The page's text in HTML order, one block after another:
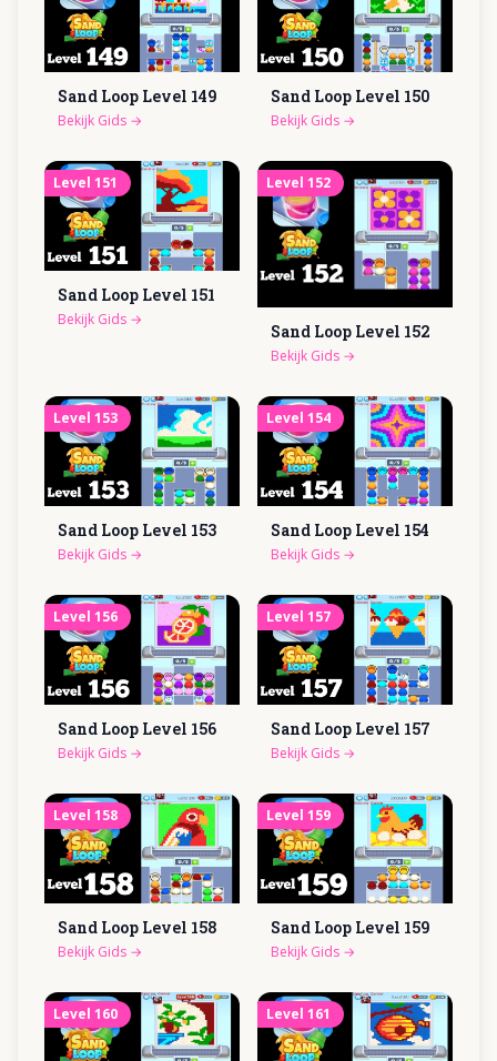
Sand Loop Level 149
Bekijk Gids →
Sand Loop Level 150
Bekijk Gids →
Level 151
Sand Loop Level 151
Bekijk Gids →
Level 152
Sand Loop Level 152
Bekijk Gids →
Level 153
Sand Loop Level 153
Bekijk Gids →
Level 154
Sand Loop Level 154
Bekijk Gids →
Level 156
Sand Loop Level 156
Bekijk Gids →
Level 157
Sand Loop Level 157
Bekijk Gids →
Level 158
Sand Loop Level 158
Bekijk Gids →
Level 159
Sand Loop Level 159
Bekijk Gids →
Level 160 Level 161